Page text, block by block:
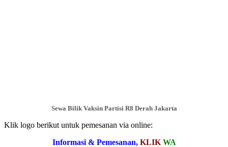
Sewa Bilik Vaksin Partisi R8 Derah Jakarta
Klik logo berikut untuk pemesanan via online:
Informasi & Pemesanan, KLIK WA